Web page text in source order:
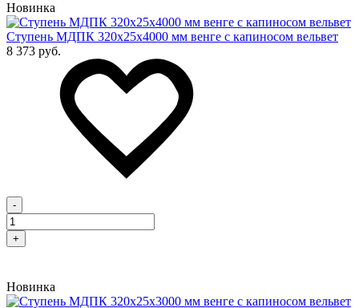
Новинка
Cтупень МДПК 320х25х4000 мм венге с капиносом вельвет
8 373 руб.
-
+
Новинка